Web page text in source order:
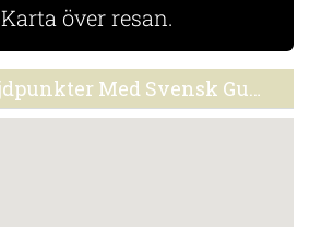
Karta över resan.